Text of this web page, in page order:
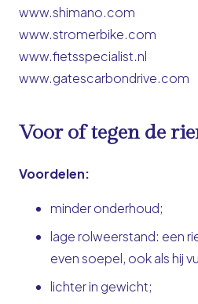
www.shimano.com
www.stromerbike.com
www.fietsspecialist.nl
www.gatescarbondrive.com
Voor of tegen de
Voordelen:
minder onderhoud;
lage rolweerstand: een
even soepel, ook als hij
lichter in gewicht;